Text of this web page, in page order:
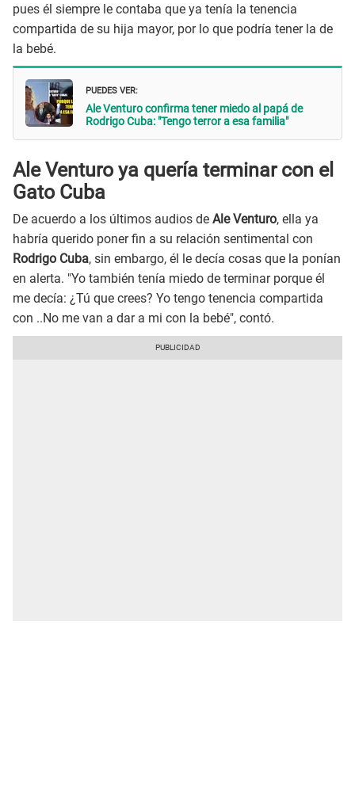
pues él siempre le contaba que ya tenía la tenencia
compartida de su hija mayor, por lo que podría tener la de
la bebé.
PUEDES VER:
Ale Venturo confirma tener miedo al papá de
Rodrigo Cuba: "Tengo terror a esa familia"
Ale Venturo ya quería terminar con el
Gato Cuba
De acuerdo a los últimos audios de Ale Venturo, ella ya
habría querido poner fin a su relación sentimental con
Rodrigo Cuba, sin embargo, él le decía cosas que la ponían
en alerta. "Yo también tenía miedo de terminar porque él
me decía: ¿Tú que crees? Yo tengo tenencia compartida
con ..No me van a dar a mi con la bebé", contó.